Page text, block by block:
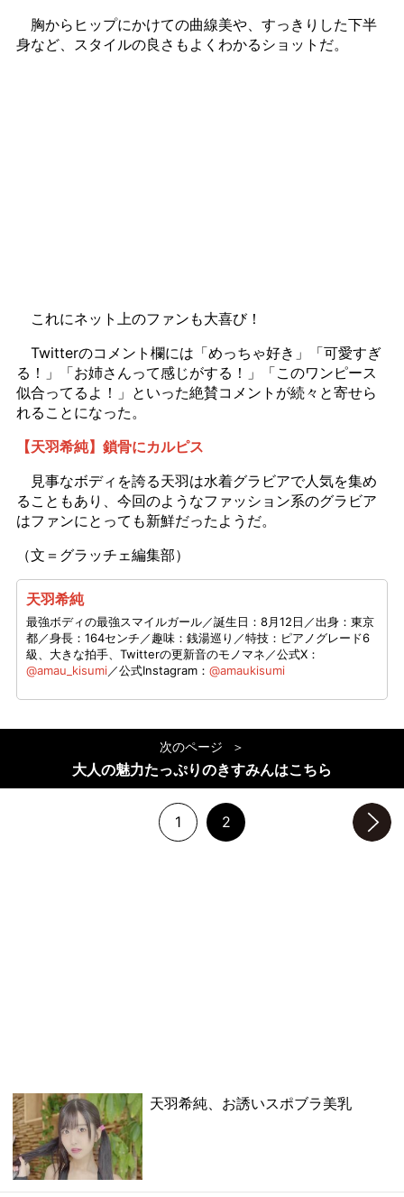
胸からヒップにかけての曲線美や、すっきりした下半
身など、スタイルの良さもよくわかるショットだ。
これにネット上のファンも大喜び！
Twitterのコメント欄には「めっちゃ好き」「可愛すぎ
る！」「お姉さんって感じがする！」「このワンピース
似合ってるよ！」といった絶賛コメントが続々と寄せら
れることになった。
【天羽希純】鎖骨にカルピス
見事なボディを誇る天羽は水着グラビアで人気を集め
ることもあり、今回のようなファッション系のグラビア
はファンにとっても新鮮だったようだ。
（文＝グラッチェ編集部）
天羽希純
最強ボディの最強スマイルガール／誕生日：8月12日／出身：東京
都／身長：164センチ／趣味：銭湯巡り／特技：ピアノグレード6
級、大きな拍手、Twitterの更新音のモノマネ／公式X：
@amau_kisumi／公式Instagram： @amaukisumi
次のページ
大人の魅力たっぷりのきすみんはこちら
1 2
天羽希純、お誘いスポブラ美乳